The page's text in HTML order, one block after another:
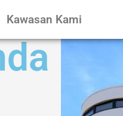
Kawasan Kami